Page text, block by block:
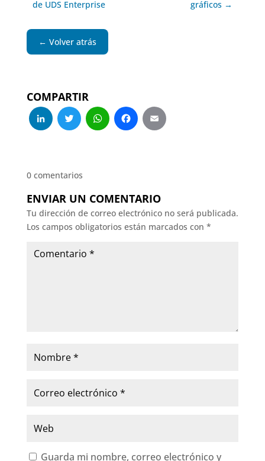
de UDS Enterprise
gráficos →
← Volver atrás
COMPARTIR
LinkedIn
Twitter
WhatsApp
Facebook
0 comentarios
ENVIAR UN COMENTARIO
Tu dirección de correo electrónico no será publicada.
Los campos obligatorios están marcados con *
Guarda mi nombre, correo electrónico y